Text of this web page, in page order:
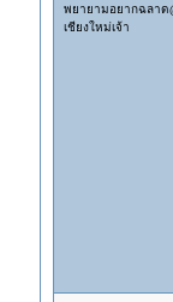
พยายามอยากฉลาด
เชียงใหม่เจ้า
ยอะแล้ว หาอ่า